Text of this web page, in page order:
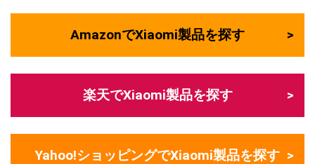
AmazonでXiaomi製品を探す
楽天でXiaomi製品を探す
Yahoo!ショッピングでXiaomi製品を探す